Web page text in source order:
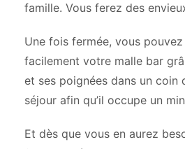
famille. Vous ferez des
Une fois fermée, vous
facilement votre malle bar
et ses poignées dans un coin
séjour afin qu’il occupe un
Et dès que vous en aurez